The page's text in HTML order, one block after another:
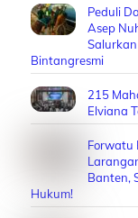
Peduli
Asep
Bintangresmi
215
Elviana
Forwatu
Banten,
Hukum!